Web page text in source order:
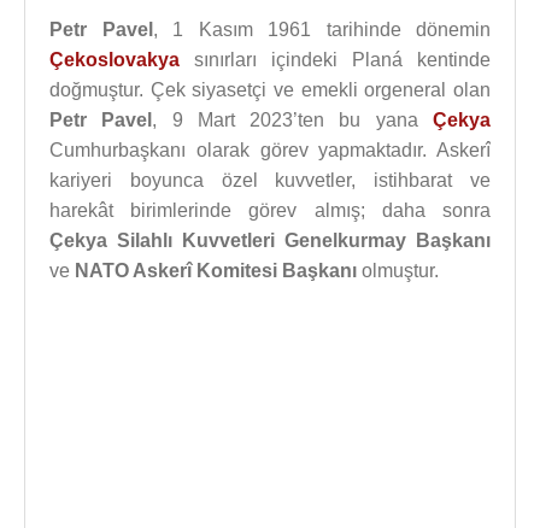
Petr Pavel , 1 Kasım 1961 tarihinde dönemin
Çekoslovakya sınırları içindeki Planá kentinde
doğmuştur. Çek siyasetçi ve emekli orgeneral olan
Petr Pavel , 9 Mart 2023’ten bu yanaÇekya
Cumhurbaşkanı olarak görev yapmaktadır. Askerî
kariyeri boyunca özel kuvvetler, istihbarat ve
harekât birimlerinde görev almış; daha sonra
Çekya Silahlı Kuvvetleri Genelkurmay Başkanı
ve NATO Askerî Komitesi Başkanı olmuştur.